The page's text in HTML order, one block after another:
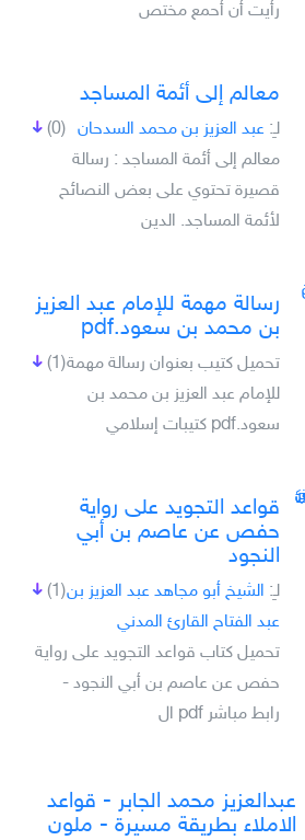
رأيت أن أحمع مختص
معالم إلى أئمة المساجد
(0) لـِ: عبد العزيز بن محمد السدحان
معالم إلى أئمة المساجد : رسالة
قصيرة تحتوي على بعض النصائح
لأئمة المساجد. الدين
رسالة مهمة للإمام عبد العزيز
بن محمد بن سعود.pdf
(1)تحميل كتيب بعنوان رسالة مهمة
للإمام عبد العزيز بن محمد بن
سعود.pdf كتيبات إسلامي
قواعد التجويد على رواية
حفص عن عاصم بن أبي
النجود
(1) لـِ: الشيخ أبو مجاهد عبد العزيز بن
عبد الفتاح القارئ المدني
تحميل كتاب قواعد التجويد على رواية
حفص عن عاصم بن أبي النجود -
رابط مباشر pdf ال
عبدالعزيز محمد الجابر - قواعد
الاملاء بطريقة مسيرة - ملون